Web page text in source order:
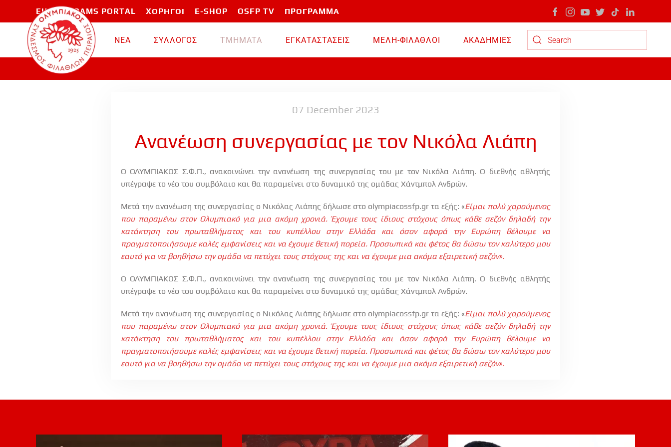
Skip to main content
EU PROGRAMS PORTAL ΧΟΡΗΓΟΙ E-SHOP OSFP TV ΠΡΟΓΡΑΜΜΑ
ΝΕΑ ΣΥΛΛΟΓΟΣ TMHMATA ΕΓΚΑΤΑΣΤΑΣΕΙΣ ΜΕΛΗ-ΦΙΛΑΘΛΟΙ
ΑΚΑΔΗΜΙΕΣ
Type 2 or more characters for results.
07 December 2023
Ανανέωση συνεργασίας με τον Νικόλα Λιάπη
Ο ΟΛΥΜΠΙΑΚΟΣ Σ.Φ.Π., ανακοινώνει την ανανέωση της συνεργασίας του με τον Νικόλα Λιάπη. Ο διεθνής αθλητής
υπέγραψε το νέο του συμβόλαιο και θα παραμείνει στο δυναμικό της ομάδας Χάντμπολ Ανδρών.
Μετά την ανανέωση της συνεργασίας ο Νικόλας Λιάπης δήλωσε στο olympiacossfp.gr τα εξής: «Είμαι πολύ χαρούμενος
που παραμένω στον Ολυμπιακό για μια ακόμη χρονιά. Έχουμε τους ίδιους στόχους όπως κάθε σεζόν δηλαδή την
κατάκτηση του πρωταθλήματος και του κυπέλλου στην Ελλάδα και όσον αφορά την Ευρώπη θέλουμε να
πραγματοποιήσουμε καλές εμφανίσεις και να έχουμε θετική πορεία. Προσωπικά και φέτος θα δώσω τον καλύτερο μου
εαυτό για να βοηθήσω την ομάδα να πετύχει τους στόχους της και να έχουμε μια ακόμα εξαιρετική σεζόν».
Ο ΟΛΥΜΠΙΑΚΟΣ Σ.Φ.Π., ανακοινώνει την ανανέωση της συνεργασίας του με τον Νικόλα Λιάπη. Ο διεθνής αθλητής
υπέγραψε το νέο του συμβόλαιο και θα παραμείνει στο δυναμικό της ομάδας Χάντμπολ Ανδρών.
Μετά την ανανέωση της συνεργασίας ο Νικόλας Λιάπης δήλωσε στο olympiacossfp.gr τα εξής: «Είμαι πολύ χαρούμενος
που παραμένω στον Ολυμπιακό για μια ακόμη χρονιά. Έχουμε τους ίδιους στόχους όπως κάθε σεζόν δηλαδή την
κατάκτηση του πρωταθλήματος και του κυπέλλου στην Ελλάδα και όσον αφορά την Ευρώπη θέλουμε να
πραγματοποιήσουμε καλές εμφανίσεις και να έχουμε θετική πορεία. Προσωπικά και φέτος θα δώσω τον καλύτερο μου
εαυτό για να βοηθήσω την ομάδα να πετύχει τους στόχους της και να έχουμε μια ακόμα εξαιρετική σεζόν».